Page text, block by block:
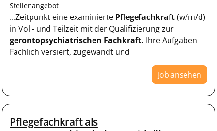
Stellenangebot
...Zeitpunkt eine examinierte Pflegefachkraft(w/m/d)
in Voll- und Teilzeit mit der Qualifizierung zur
gerontopsychiatrischen Fachkraft. Ihre Aufgaben
Fachlich versiert, zugewandt und
Job ansehen
Pflegefachkraft als